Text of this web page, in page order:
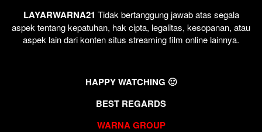
LAYARWARNA21 Tidak bertanggung jawab atas segala
aspek tentang kepatuhan, hak cipta, legalitas, kesopanan, atau
aspek lain dari konten situs streaming film online lainnya.
HAPPY WATCHING 🙂
BEST REGARDS
WARNA GROUP